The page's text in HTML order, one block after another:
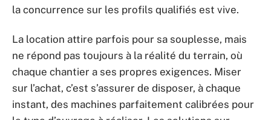
la concurrence sur les profils qualifiés est vive.
La location attire parfois pour sa souplesse, mais
ne répond pas toujours à la réalité du terrain, où
chaque chantier a ses propres exigences. Miser
sur l’achat, c’est s’assurer de disposer, à chaque
instant, des machines parfaitement calibrées pour